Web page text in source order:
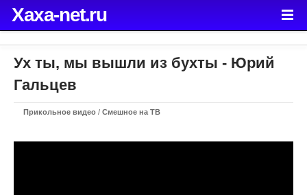
Xaxa-net.ru
Ух ты, мы вышли из бухты - Юрий
Гальцев
Прикольное видео / Смешное на ТВ